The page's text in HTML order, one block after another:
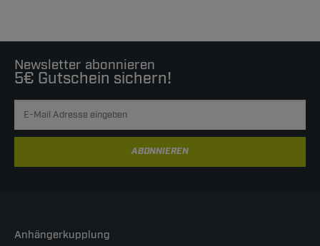
Newsletter abonnieren
5€ Gutschein sichern!
ABONNIEREN
Anhängerkupplung